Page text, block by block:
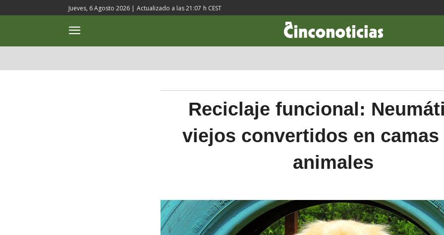
Jueves, 6 Agosto 2026 | Actualizado a las21:07 h CEST
Reciclaje funcional:
viejos convertidos en camas
animales